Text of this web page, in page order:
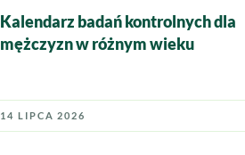
Kalendarz badań kontrolnych dla
mężczyzn w różnym wieku
14 LIPCA 2026